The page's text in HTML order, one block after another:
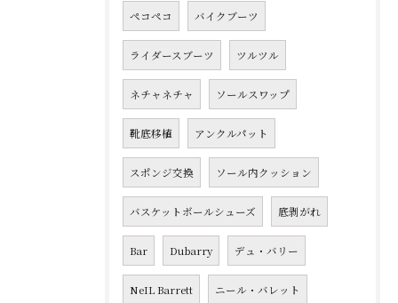
ペコペコ バイクブーツ
ライダースブーツ ツルツル
ネチャネチャ ソールスワップ
靴底移植 アンクルパット
スポンジ交換 ソール内クッション
バスケットボールシューズ 底剥がれ
Bar Dubarry デュ・バリー
NeIL Barrett ニール・バレット